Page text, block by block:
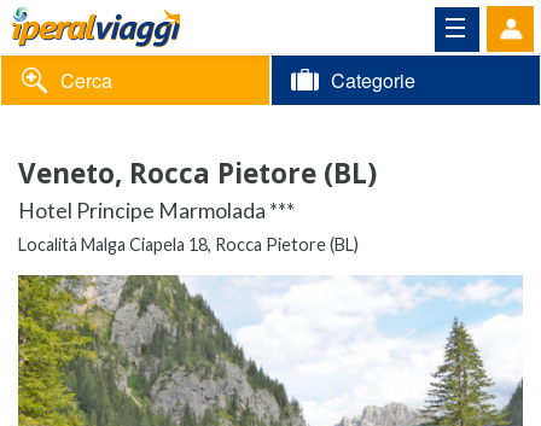
Volantino
Area
riservata
Informazioni
Contatti
Cerca Categorie
Veneto, Rocca Pietore (BL)
Hotel Principe Marmolada ***
Località Malga Ciapela 18, Rocca Pietore (BL)